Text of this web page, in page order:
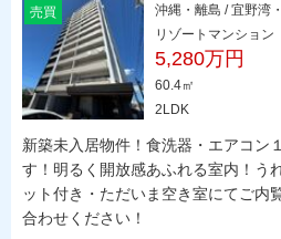
売買
沖縄・離島 / 宜野湾
リゾートマンション
5,280万円
60.4㎡
2LDK
新築未入居物件！食洗器・エアコン
す！明るく開放感あふれる室内！う
ット付き・ただいま空き室にてご内
合わせください！